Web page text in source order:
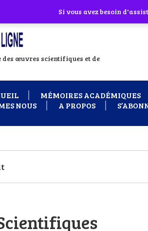
à notre chaîne WhatsApp en cliquant
œuvres scientifiques et de
MÉMOIRES ACADÉMIQUES
NOUS
A PROPOS
Si vous avez besoin